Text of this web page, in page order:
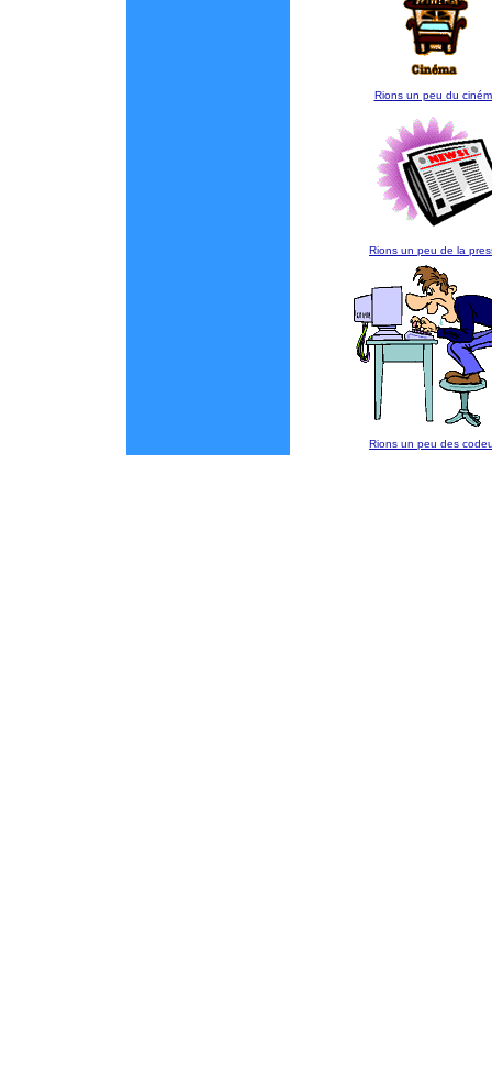
Rions un peu du
Rions un peu de la
Rions un peu des